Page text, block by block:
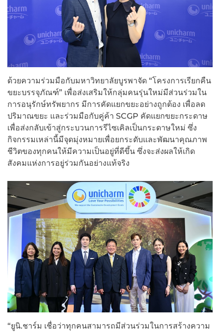
ด้วยความร่วมมือกับมหาวิทยาลัยบูรพาจัด “โครงการเรียกคืน
ขยะบรรจุภัณฑ์” เพื่อส่งเสริมให้กลุ่มคนรุ่นใหม่มีส่วนร่วมใน
การอนุรักษ์ทรัพยากร มีการคัดแยกขยะอย่างถูกต้อง เพื่อลด
ปริมาณขยะ และร่วมมือกับคู่ค้า SCGP คัดแยกขยะกระดาษ
เพื่อส่งกลับเข้าสู่กระบวนการรีไซเคิลเป็นกระดาษใหม่ ซึ่ง
กิจกรรมเหล่านี้มีจุดมุ่งหมายเพื่อยกระดับและพัฒนาคุณภาพ
ชีวิตของทุกคนให้มีความเป็นอยู่ที่ดีขึ้น ซึ่งจะส่งผลให้เกิด
สังคมแห่งการอยู่ร่วมกันอย่างแท้จริง
“ยูนิ.ชาร์ม เชื่อว่าทุกคนสามารถมีส่วนร่วมในการสร้างความ